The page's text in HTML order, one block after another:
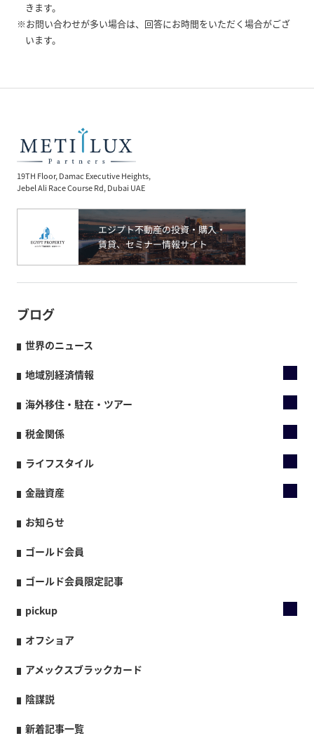
きます。
※お問い合わせが多い場合は、回答にお時間をいただく場合がござ
います。
19TH Floor, Damac Executive Heights,
Jebel Ali Race Course Rd, Dubai UAE
ブログ
世界のニュース
地域別経済情報
海外移住・駐在・ツアー
税金関係
ライフスタイル
金融資産
お知らせ
ゴールド会員
ゴールド会員限定記事
pickup
オフショア
アメックスブラックカード
陰謀説
新着記事一覧